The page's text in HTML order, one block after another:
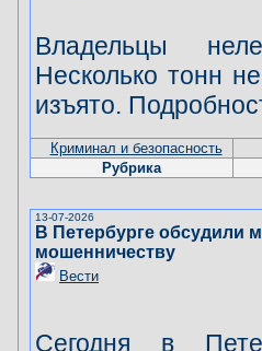
Владельцы
Несколько тонн
изъято.
Криминал и безопасность
Рубрика
13-07-2026
В Петербурге обсудили
мошенничеству
Вести
Сегодня в